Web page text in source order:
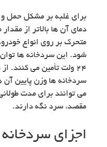
برای غلبه بر مشکل حمل و
دمای آن ها بالاتر از
متحرک بر روی انواع
شود. این سردخانه ها توان
24 ولت تأمین می کنند.
سردخانه ها وزن پایین
می توانند برای مدت
مقصد، سرد نگه دارند.
اجزای